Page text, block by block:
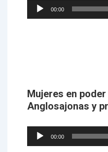
Audio
Player
00:00
Mujeres en
Anglosajonas y
Audio
Player
00:00